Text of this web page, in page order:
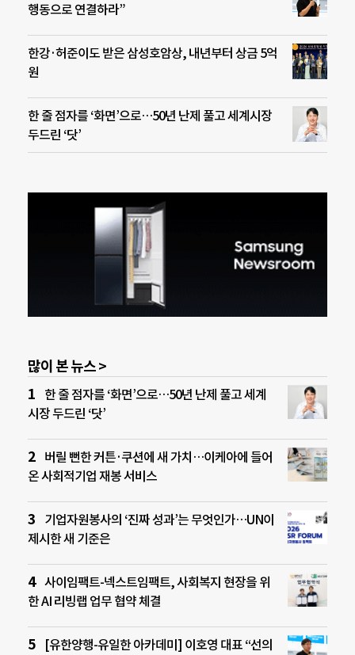
행동으로 연결하라”
한강·허준이도 받은 삼성호암상, 내년부터 상금 5억
원
한 줄 점자를 ‘화면’으로…50년 난제 풀고 세계시장
두드린 ‘닷’
많이 본 뉴스 >
한 줄 점자를 ‘화면’으로…50년 난제 풀고 세계
시장 두드린 ‘닷’
버릴 뻔한 커튼·쿠션에 새 가치…이케아에 들어
온 사회적기업 재봉 서비스
기업자원봉사의 ‘진짜 성과’는 무엇인가…UN이
제시한 새 기준은
사이임팩트-넥스트임팩트, 사회복지 현장을 위
한 AI 리빙랩 업무 협약 체결
[유한양행-유일한 아카데미] 이호영 대표 “선의